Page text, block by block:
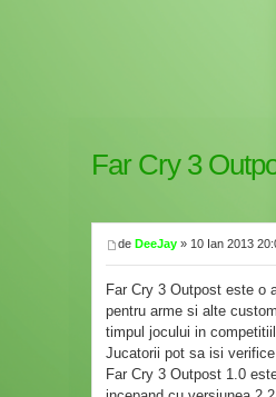
Far Cry 3
de DeeJay » 10 Ian 2013
Far Cry 3 Outpost este o
pentru arme si alte
timpul jocului in
Jucatorii pot sa isi
Far Cry 3 Outpost 1.0